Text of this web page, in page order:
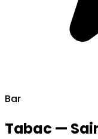
Bar
Tabac —